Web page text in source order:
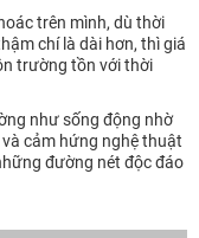
trên mình, dù thời
chí là dài hơn, thì giá
trường tồn với thời
như sống động nhờ
cảm hứng nghệ thuật
đường nét độc đáo